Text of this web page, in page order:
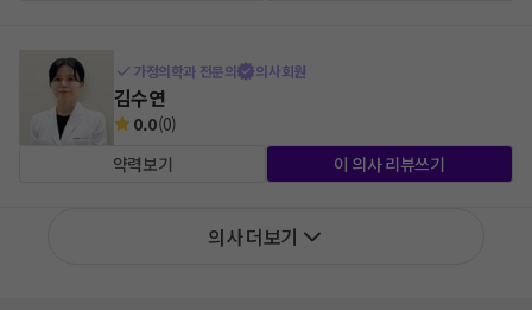
가정의학과 전문의 의사회원
김수연
0.0(0)
약력보기
이 의사 리뷰쓰기
의사 더보기